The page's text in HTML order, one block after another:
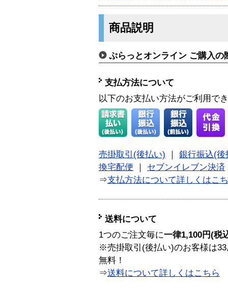
商品説明
ぷらっとオンライン ご購入の
支払方法について
以下のお支払い方法がご利用で
売掛取引(後払い)
銀行振込(後
換宅配便
セブンイレブン決済
⇒支払方法について詳しくはこ
送料について
1つのご注文毎に一律1,100円(税
※売掛取引(後払い)のお客様は
無料！
⇒送料について詳しくはこちら